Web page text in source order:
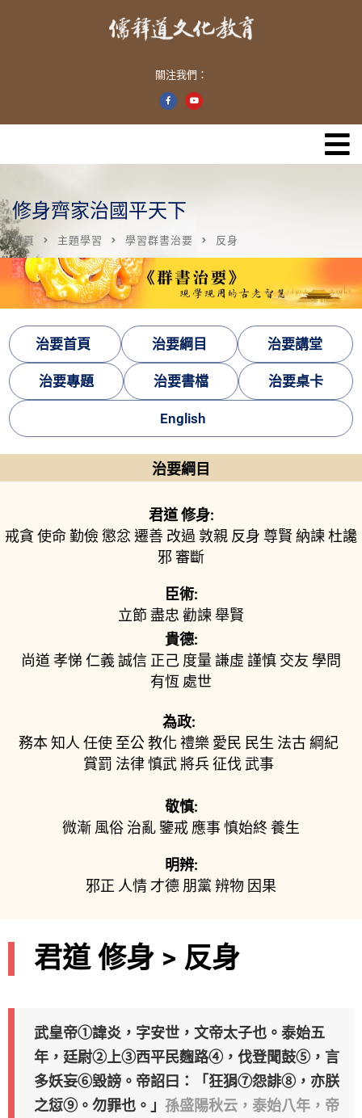
關注我們：
修身齊家治國平天下
首頁 主題學習 學習群書治要 反身
治要首頁 治要綱目 治要講堂
治要專題 治要書檔 治要桌卡
English
治要綱目
君道 修身:
戒貪使命勤儉懲忿 遷善 改過 敦親 反身 尊賢納諫 杜讒
邪 審斷
臣術:
立節盡忠 勸諫 舉賢
貴德:
尚道 孝悌 仁義 誠信 正己 度量 謙虛 謹慎 交友 學問
有恆 處世
為政:
務本知人 任使 至公教化 禮樂 愛民 民生 法古 綱紀
賞罰 法律慎武將兵征伐 武事
敬慎:
微漸 風俗 治亂鑒戒 應事慎始終養生
明辨:
邪正 人情才德 朋黨 辨物 因果
君道 修身 > 反身
武皇帝①諱炎，字安世，文帝太子也。泰始五
年，廷尉②上③西平民麴路④，伐登聞鼓⑤，言
多妖妄⑥毀謗。帝詔曰：「狂狷⑦怨誹⑧，亦朕
之愆⑨。勿罪也。」 孫盛陽秋云，泰始八年，帝